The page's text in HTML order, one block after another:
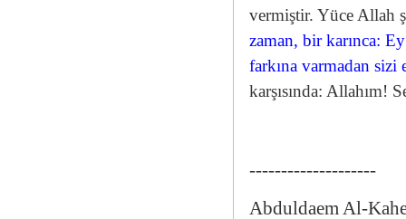
vermiştir. Yüce Allah
zaman, bir karınca:
farkına varmadan sizi
karşısında: Allahım!
--------------------
Abduldaem Al-